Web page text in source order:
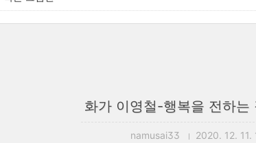
화가 이영철-행복을 전하는
namusai33 2020. 12. 11.